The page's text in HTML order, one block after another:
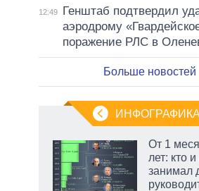
12:49
Генштаб подтвердил
аэродрому
поражение РЛС в
Больше новостей
ИНФОГРАФИКА
От 1
лет: кто
занимал